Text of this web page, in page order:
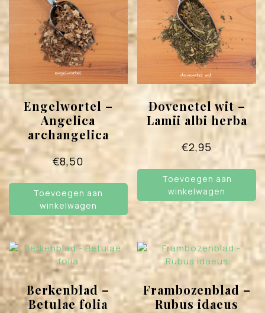
Engelwortel –
Angelica
archangelica
€8,50
Toevoegen aan
winkelwagen
Dovenetel wit –
Lamii albi herba
€2,95
Toevoegen aan
winkelwagen
Berkenblad –
Betulae folia
Frambozenblad –
Rubus idaeus